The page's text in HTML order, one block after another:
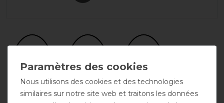
Nous utilisons des cookies et des technologies
similaires sur notre site web et traitons les données